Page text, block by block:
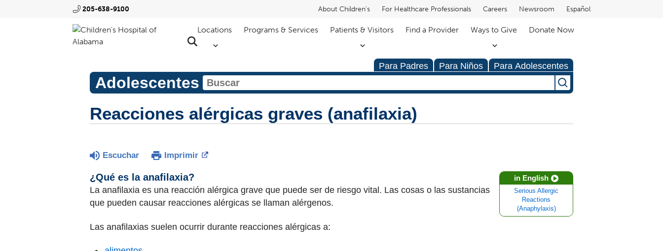
205-638-9100 About Children's For Healthcare Professionals Careers Newsroom Español
Locations Programs & Services Patients & Visitors Find a Provider Ways to Give Donate Now
Para Padres Para Niños Para Adolescentes
Adolescentes
Reacciones alérgicas graves (anafilaxia)
Escuchar Imprimir
in English
Serious Allergic
Reactions
(Anaphylaxis)
¿Qué es la anafilaxia?
La anafilaxia es una reacción alérgica grave que puede ser de riesgo vital. Las cosas o las sustancias
que pueden causar reacciones alérgicas se llaman alérgenos.
Las anafilaxias suelen ocurrir durante reacciones alérgicas a: